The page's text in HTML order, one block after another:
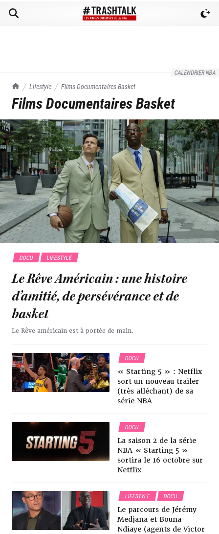
CALENDRIER NBA
TrashTalk Actu NBA
Lifestyle Films Documentaires Basket
Films Documentaires Basket
DOCU LIFESTYLE
Le Rêve Américain : une histoire
d’amitié, de persévérance et de
basket
Le Rêve américain est à portée de main.
DOCU
« Starting 5 » : Netflix
sort un nouveau trailer
(très alléchant) de sa
série NBA
DOCU
La saison 2 de la série
NBA « Starting 5 »
sortira le 16 octobre sur
Netflix
LIFESTYLE DOCU
Le parcours de Jérémy
Medjana et Bouna
Ndiaye (agents de Victor